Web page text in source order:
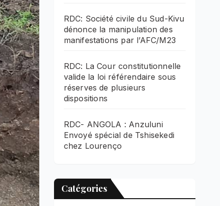
RDC: Société civile du Sud-Kivu
dénonce la manipulation des
manifestations par l’AFC/M23
RDC: La Cour constitutionnelle
valide la loi référendaire sous
réserves de plusieurs
dispositions
RDC- ANGOLA : Anzuluni
Envoyé spécial de Tshisekedi
chez Lourenço
Catégories